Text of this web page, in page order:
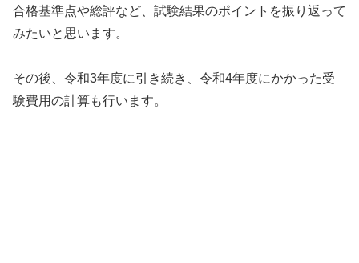
合格基準点や総評など、試験結果のポイントを振り返って
みたいと思います。
その後、令和3年度に引き続き、令和4年度にかかった受
験費用の計算も行います。